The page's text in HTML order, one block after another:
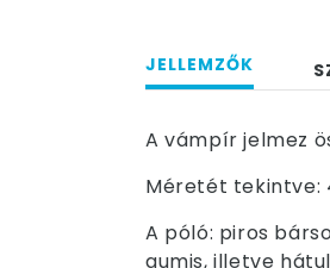
JELLEMZŐK
A vámpír jelmez
Méretét tekintve:
A póló: piros
gumis, illetve